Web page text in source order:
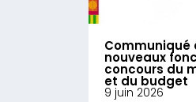
Communiqué
nouveaux
concours du
et du budget
9 juin 2026